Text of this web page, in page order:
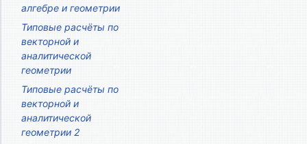
алгебре и геометрии
Типовые расчёты по
векторной и
аналитической
геометрии
Типовые расчёты по
векторной и
аналитической
геометрии 2